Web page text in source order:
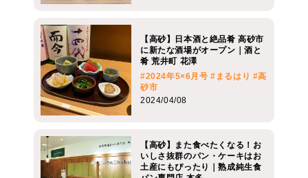
【高砂】日本酒と絶品肴 高砂市
に新たな酒場がオープン｜酒と
肴 荒井町 花澤
#2024年5×6月号 #まるはり #高
砂市
2024/04/08
【高砂】また食べたくなる！お
いしさ抜群のパン・ケーキはお
土産にもぴったり｜熟成純生食